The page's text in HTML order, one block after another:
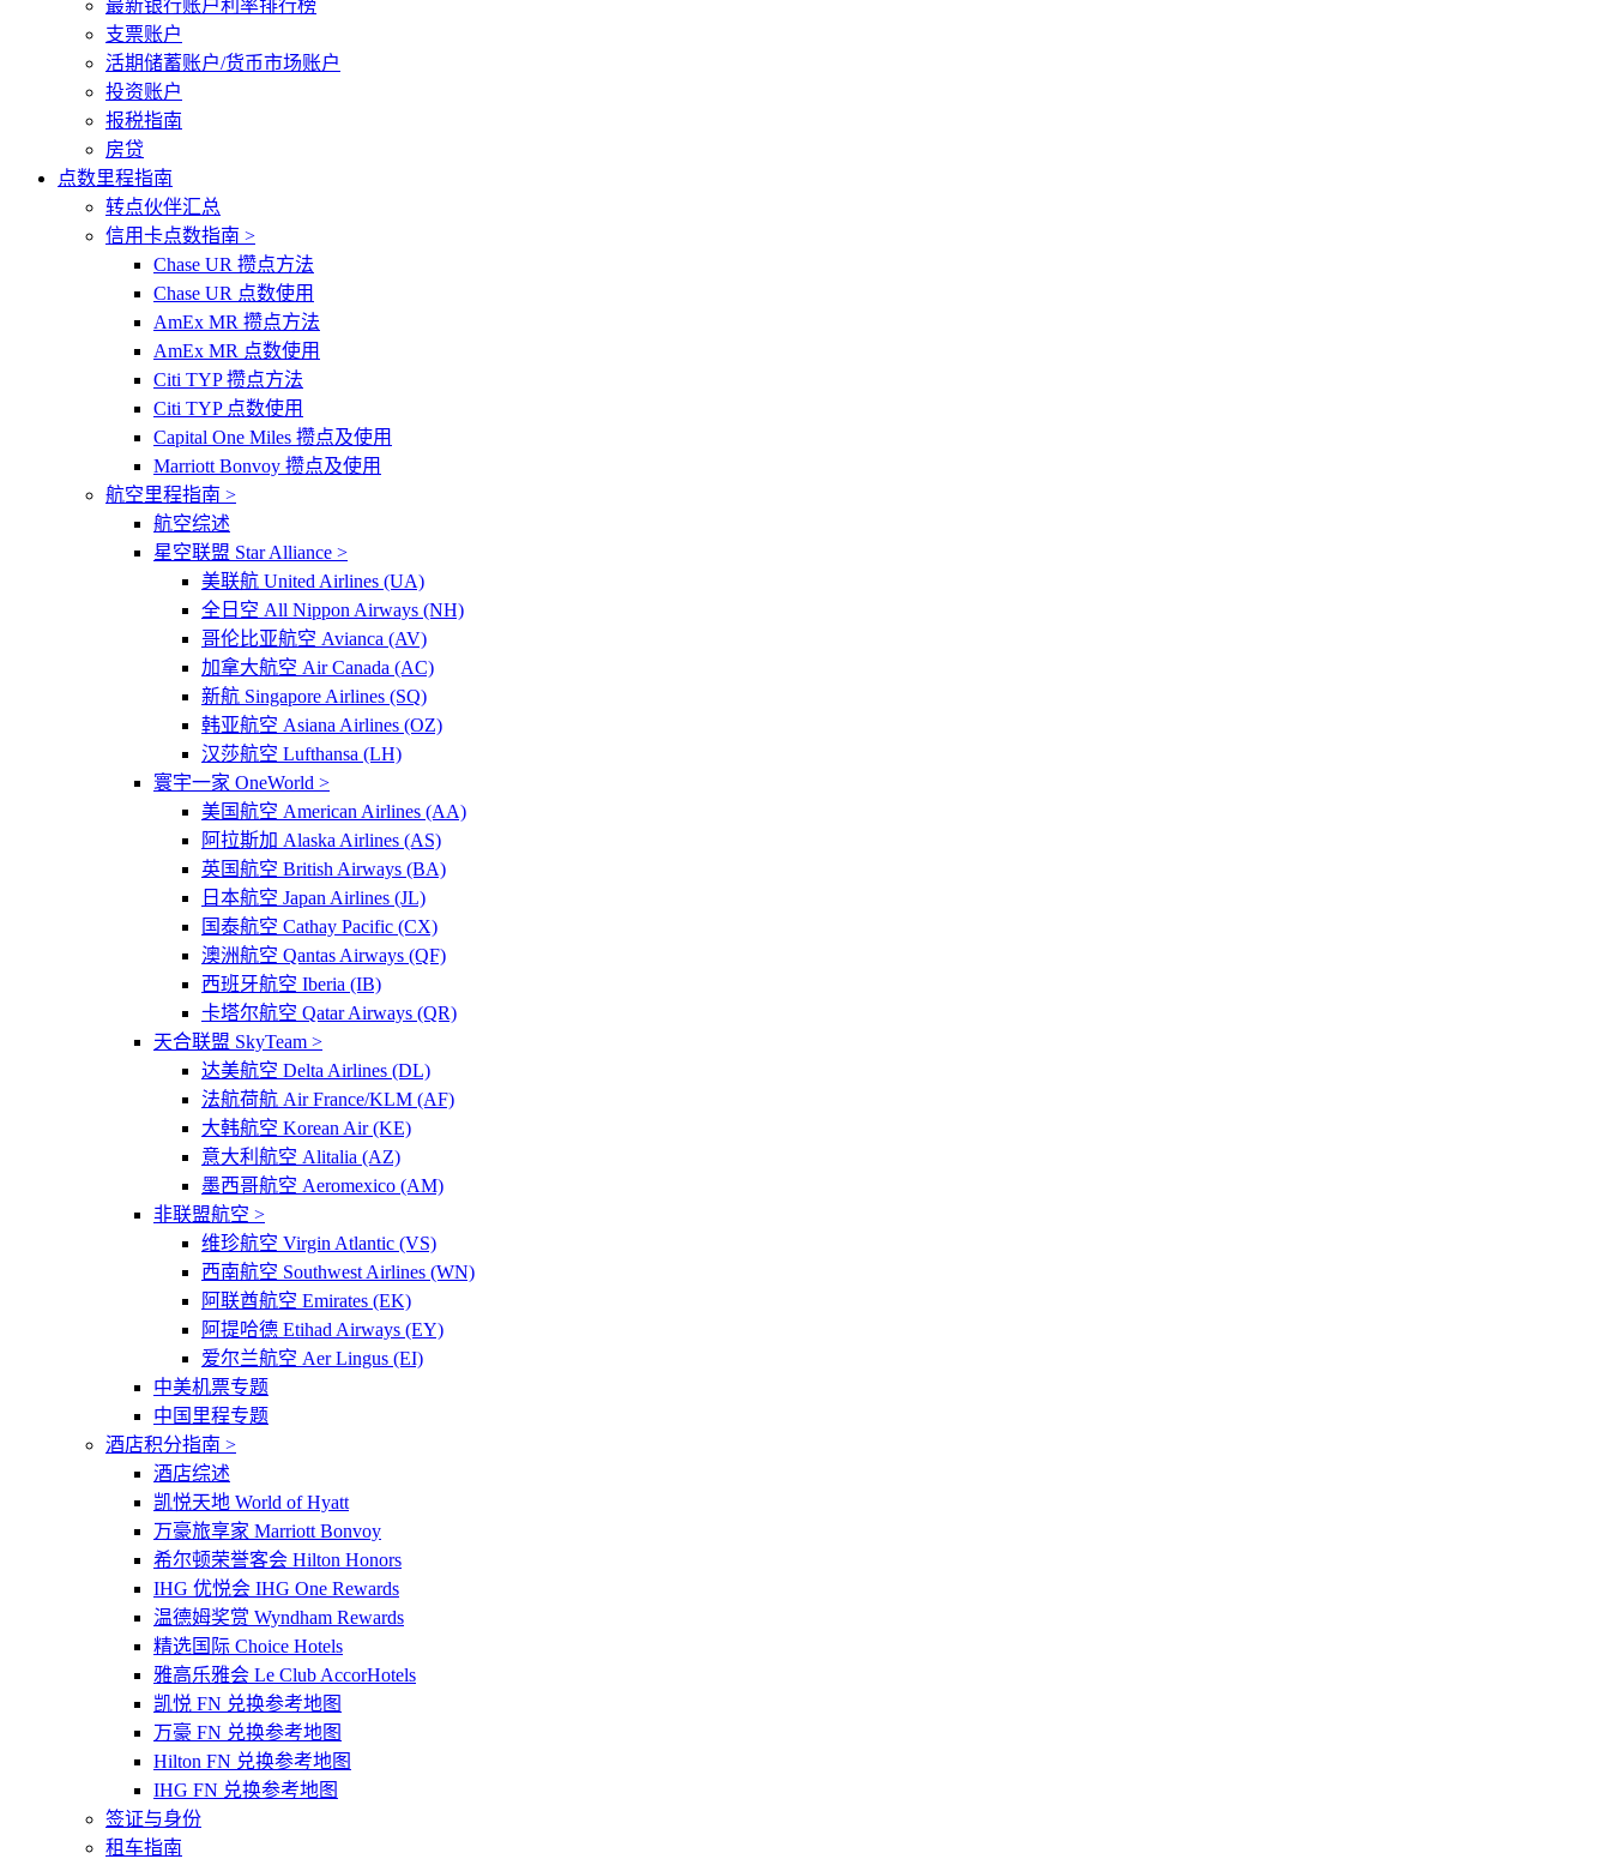
最新银行账户利率排行榜
支票账户
活期储蓄账户/货币市场账户
投资账户
报税指南
房贷
点数里程指南
转点伙伴汇总
信用卡点数指南 >
Chase UR 攒点方法
Chase UR 点数使用
AmEx MR 攒点方法
AmEx MR 点数使用
Citi TYP 攒点方法
Citi TYP 点数使用
Capital One Miles 攒点及使用
Marriott Bonvoy 攒点及使用
航空里程指南 >
航空综述
星空联盟 Star Alliance >
美联航 United Airlines (UA)
全日空 All Nippon Airways (NH)
哥伦比亚航空 Avianca (AV)
加拿大航空 Air Canada (AC)
新航 Singapore Airlines (SQ)
韩亚航空 Asiana Airlines (OZ)
汉莎航空 Lufthansa (LH)
寰宇一家 OneWorld >
美国航空 American Airlines (AA)
阿拉斯加 Alaska Airlines (AS)
英国航空 British Airways (BA)
日本航空 Japan Airlines (JL)
国泰航空 Cathay Pacific (CX)
澳洲航空 Qantas Airways (QF)
西班牙航空 Iberia (IB)
卡塔尔航空 Qatar Airways (QR)
天合联盟 SkyTeam >
达美航空 Delta Airlines (DL)
法航荷航 Air France/KLM (AF)
大韩航空 Korean Air (KE)
意大利航空 Alitalia (AZ)
墨西哥航空 Aeromexico (AM)
非联盟航空 >
维珍航空 Virgin Atlantic (VS)
西南航空 Southwest Airlines (WN)
阿联酋航空 Emirates (EK)
阿提哈德 Etihad Airways (EY)
爱尔兰航空 Aer Lingus (EI)
中美机票专题
中国里程专题
酒店积分指南 >
酒店综述
凯悦天地 World of Hyatt
万豪旅享家 Marriott Bonvoy
希尔顿荣誉客会 Hilton Honors
IHG 优悦会 IHG One Rewards
温德姆奖赏 Wyndham Rewards
精选国际 Choice Hotels
雅高乐雅会 Le Club AccorHotels
凯悦 FN 兑换参考地图
万豪 FN 兑换参考地图
Hilton FN 兑换参考地图
IHG FN 兑换参考地图
签证与身份
租车指南